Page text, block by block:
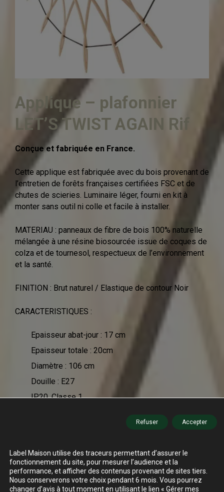
Applique – plafonnier
LET’S TWIST AGAIN Rif
Conçue et fabriquée en France.
Cette applique est fabriquée avec du bois provenant de
l’entretien de forêts françaises certifiées FSC et de
chutes de scieries. Luminaire léger, fourni en kit à
monter sans outil ni colle et facile à installer.
MATERIAU : panneaux de fibre de bois 100% naturelle
mélangée à une résine biosourcée issue de coques de
colza et de tournesol, respectueux de l’environnement
et la santé.
FINITION : Brut naturel / Elastique de contour Noir
CARACTERISTIQUES :
Epaisseur abat-jour : 17 cm
Epaisseur totale : 20cm
Diamètre : 106 cm
Douille : E27
IP20, Classe 1
Câble optionnel avec interrupteur et prise : 2 m
(pratique quand les sorties électriques sont
Retrouvez cet article dans notre showroom Label
Maison de 500 m2 à Nantes-Rezé Trentemoult.
Label Maison utilise des traceurs permettant d’assurer le
fonctionnement du site, pour mesurer l’audience et la
performance, et afficher des contenus provenant de sites tiers.
Nous conserverons votre choix pendant 6 mois. Vous pourrez
changer d’avis à tout moment en utilisant le lien « Gérer mes
Accepter
Refuser